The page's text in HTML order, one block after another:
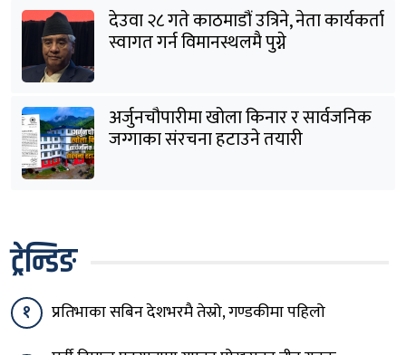
देउवा २८ गते काठमाडौं उत्रिने, नेता कार्यकर्ता
स्वागत गर्न विमानस्थलमै पुग्ने
अर्जुनचौपारीमा खोला किनार र सार्वजनिक
जग्गाका संरचना हटाउने तयारी
ट्रेन्डिङ
१
प्रतिभाका सबिन देशभरमै तेस्रो, गण्डकीमा पहिलो